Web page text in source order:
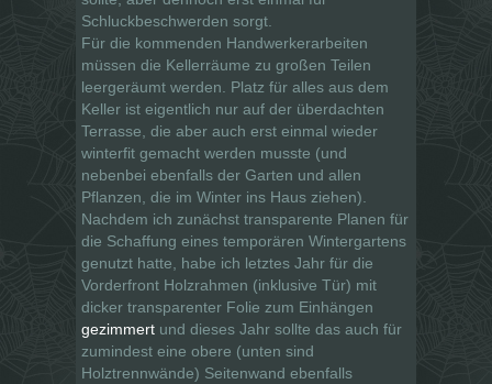
Schluckbeschwerden sorgt.
Für die kommenden Handwerkerarbeiten
müssen die Kellerräume zu großen Teilen
leergeräumt werden. Platz für alles aus dem
Keller ist eigentlich nur auf der überdachten
Terrasse, die aber auch erst einmal wieder
winterfit gemacht werden musste (und
nebenbei ebenfalls der Garten und allen
Pflanzen, die im Winter ins Haus ziehen).
Nachdem ich zunächst transparente Planen für
die Schaffung eines temporären Wintergartens
genutzt hatte, habe ich letztes Jahr für die
Vorderfront Holzrahmen (inklusive Tür) mit
dicker transparenter Folie zum Einhängen
gezimmert und dieses Jahr sollte das auch für
zumindest eine obere (unten sind
Holztrennwände) Seitenwand ebenfalls